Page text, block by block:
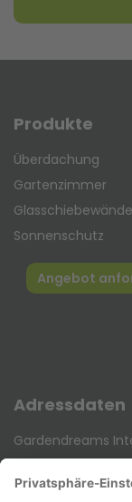
Produkte
Überdachung
Gartenzimmer
Glasschiebewände
Sonnenschutz
Angebot
Adressdaten
Gardendreams
DE-48488